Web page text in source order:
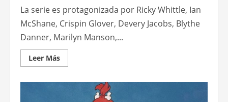
La serie es protagonizada por Ricky Whittle, Ian
McShane, Crispin Glover, Devery Jacobs, Blythe
Danner, Marilyn Manson,...
Leer MásLeer
más